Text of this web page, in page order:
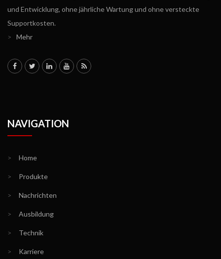
und Entwicklung, ohne jährliche Wartung und ohne versteckte
Supportkosten.
>
Mehr
NAVIGATION
> Home
> Produkte
> Nachrichten
> Ausbildung
> Technik
> Karriere